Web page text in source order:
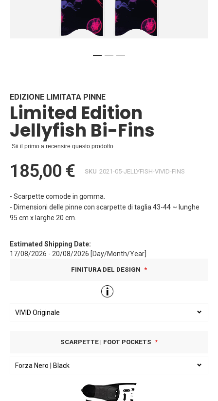
galleria
di
immagini
EDIZIONE LIMITATA PINNE
Limited Edition
Jellyfish Bi-Fins
Sii il primo a recensire questo prodotto
185,00 € SKU 2021-05-JELLYFISH-VIVID-FINS
- Scarpette comode in gomma.
- Dimensioni delle pinne con scarpette di taglia 43-44 ~ lunghe
95 cm x larghe 20 cm.
Estimated Shipping Date:
17/08/2026 - 20/08/2026 [Day/Month/Year]
FINITURA DEL DESIGN
SCARPETTE | FOOT POCKETS